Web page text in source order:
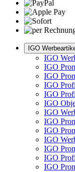
IGO
IGO
IGO
IGO
IGO
IGO
IGO
IGO
IGO
IGO
IGO
IGO
IGO
IGO